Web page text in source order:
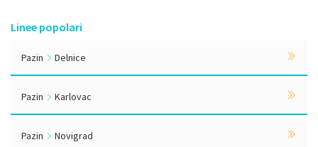
Linee popolari
Pazin Delnice
Pazin Karlovac
Pazin Novigrad